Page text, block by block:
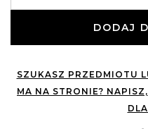
DODAJ
SZUKASZ PRZEDMIOTU
MA NA STRONIE?